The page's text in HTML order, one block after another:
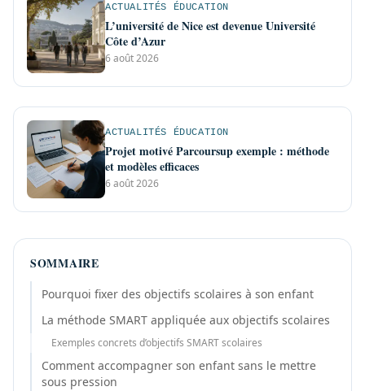
ACTUALITÉS ÉDUCATION
L’université de Nice est devenue Université
Côte d’Azur
6 août 2026
ACTUALITÉS ÉDUCATION
Projet motivé Parcoursup exemple : méthode
et modèles efficaces
6 août 2026
SOMMAIRE
Pourquoi fixer des objectifs scolaires à son enfant
La méthode SMART appliquée aux objectifs scolaires
Exemples concrets d’objectifs SMART scolaires
Comment accompagner son enfant sans le mettre
sous pression